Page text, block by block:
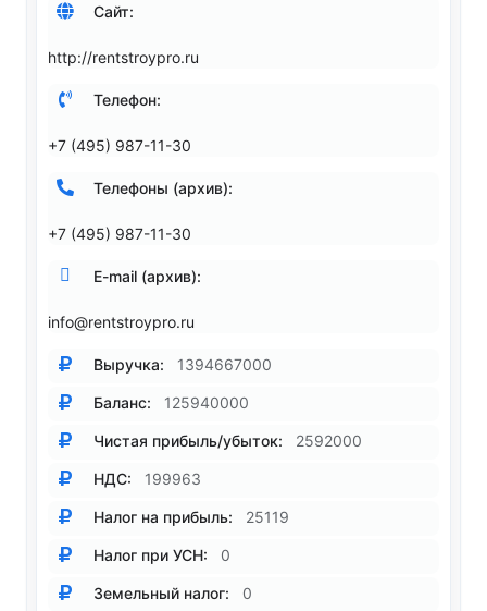
Сайт:
http://rentstroypro.ru
Телефон:
+7 (495) 987-11-30
Телефоны (архив):
+7 (495) 987-11-30
E-mail (архив):
info@rentstroypro.ru
Выручка: 1394667000
Баланс: 125940000
Чистая прибыль/убыток: 2592000
НДС: 199963
Налог на прибыль: 25119
Налог при УСН: 0
Земельный налог: 0